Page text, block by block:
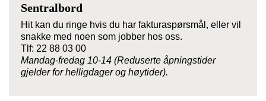
Sentralbord
Hit kan du ringe hvis du har fakturaspørsmål, eller vil
snakke med noen som jobber hos oss.
Tlf: 22 88 03 00
Mandag-fredag 10-14 (Reduserte åpningstider
gjelder for helligdager og høytider).